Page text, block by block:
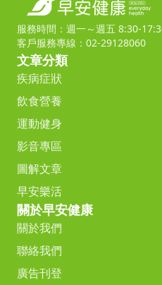
服務時間：週一～週五 8:30-
客戶服務專線：02-29128060
文章分類
疾病症狀
飲食營養
運動健身
影音專區
圖解文章
早安樂活
關於早安健康
關於我們
聯絡我們
廣告刊登